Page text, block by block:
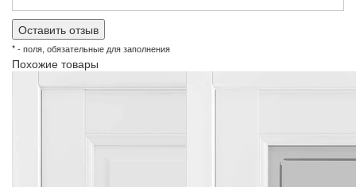
* - поля, обязательные для заполнения
Похожие товары